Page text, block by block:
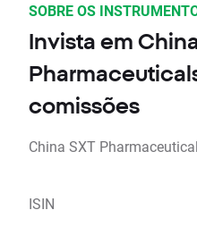
SOBRE OS
Invista em
comissões
China SXT
ISIN